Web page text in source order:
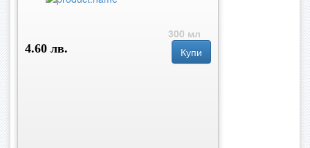
300 мл
4.60 лв.
Купи